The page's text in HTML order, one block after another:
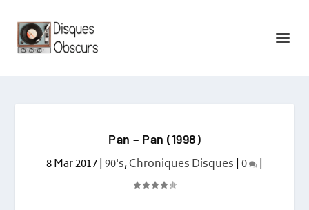
Pan – Pan (1998)
8 Mar 2017|90's,Chroniques Disques|0 |